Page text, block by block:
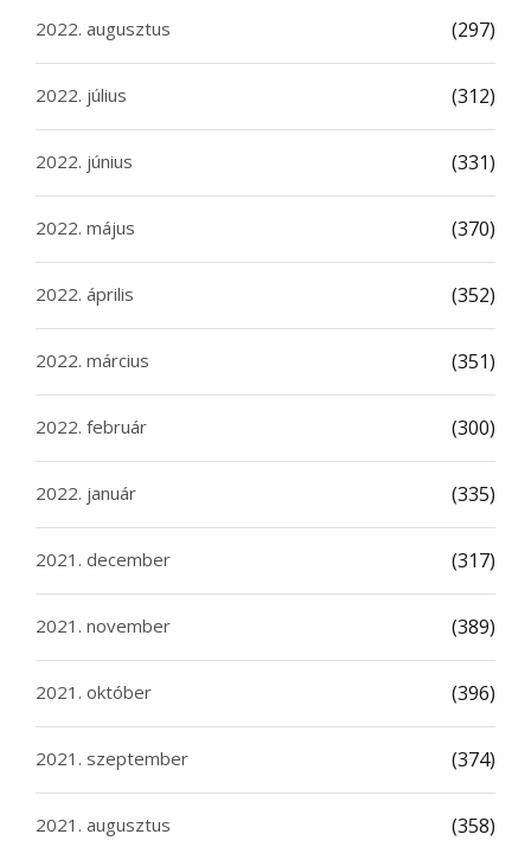
2022. augusztus (297)
2022. július (312)
2022. június (331)
2022. május (370)
2022. április (352)
2022. március (351)
2022. február (300)
2022. január (335)
2021. december (317)
2021. november (389)
2021. október (396)
2021. szeptember (374)
2021. augusztus (358)